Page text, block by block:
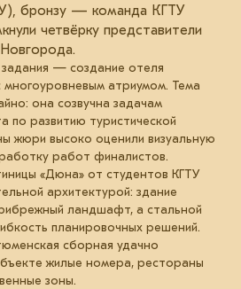
бронзу — команда КГТУ
четвёрку представители
— создание отеля
многоуровневым атриумом. Тема
она созвучна задачам
по развитию туристической
жюри высоко оценили визуальную
работ финалистов.
«Дюна» от студентов КГТУ
архитектурой: здание
ландшафт, а стальной
планировочных решений.
сборная удачно
жилые номера, рестораны
зоны.